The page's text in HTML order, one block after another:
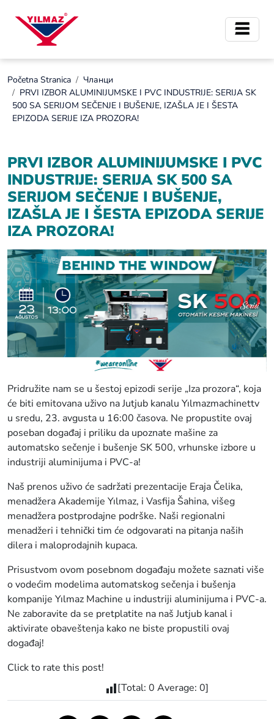
Početna Stranica
Чланци
PRVI IZBOR ALUMINIJUMSKE I PVC INDUSTRIJE: SERIJA SK
500 SA SERIJOM SEČENJE I BUŠENJE, IZAŠLA JE I ŠESTA
EPIZODA SERIJE IZA PROZORA!
PRVI IZBOR ALUMINIJUMSKE I PVC
INDUSTRIJE: SERIJA SK 500 SA
SERIJOM SEČENJE I BUŠENJE,
IZAŠLA JE I ŠESTA EPIZODA SERIJE
IZA PROZORA!
Pridružite nam se u šestoj epizodi serije „Iza prozora“, koja
će biti emitovana uživo na Jutjub kanalu Yılmazmachinettv
u sredu, 23. avgusta u 16:00 časova. Ne propustite ovaj
poseban događaj i priliku da upoznate mašine za
automatsko sečenje i bušenje SK 500, vrhunske izbore u
industriji aluminijuma i PVC-a!
Naš prenos uživo će sadržati prezentacije Eraja Čelika,
menadžera Akademije Yılmaz, i Vasfija Šahina, višeg
menadžera postprodajne podrške. Naši regionalni
menadžeri i tehnički tim će odgovarati na pitanja naših
dilera i maloprodajnih kupaca.
Prisustvom ovom posebnom događaju možete saznati više
o vodećim modelima automatskog sečenja i bušenja
kompanije Yılmaz Machine u industriji aluminijuma i PVC-a.
Ne zaboravite da se pretplatite na naš Jutjub kanal i
aktivirate obaveštenja kako ne biste propustili ovaj
događaj!
Click to rate this post!
[Total: 0 Average: 0]